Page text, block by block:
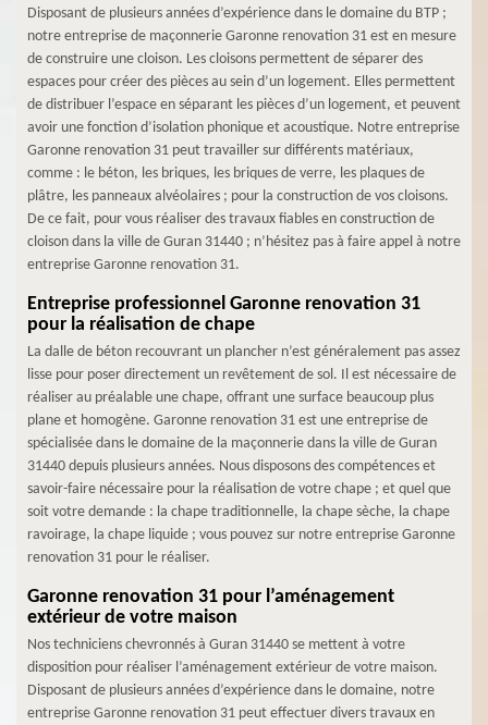
Disposant de plusieurs années d’expérience dans le domaine du BTP ;
notre entreprise de maçonnerie Garonne renovation 31 est en mesure
de construire une cloison. Les cloisons permettent de séparer des
espaces pour créer des pièces au sein d’un logement. Elles permettent
de distribuer l’espace en séparant les pièces d’un logement, et peuvent
avoir une fonction d’isolation phonique et acoustique. Notre entreprise
Garonne renovation 31 peut travailler sur différents matériaux,
comme : le béton, les briques, les briques de verre, les plaques de
plâtre, les panneaux alvéolaires ; pour la construction de vos cloisons.
De ce fait, pour vous réaliser des travaux fiables en construction de
cloison dans la ville de Guran 31440 ; n’hésitez pas à faire appel à notre
entreprise Garonne renovation 31.
Entreprise professionnel Garonne renovation 31
pour la réalisation de chape
La dalle de béton recouvrant un plancher n’est généralement pas assez
lisse pour poser directement un revêtement de sol. Il est nécessaire de
réaliser au préalable une chape, offrant une surface beaucoup plus
plane et homogène. Garonne renovation 31 est une entreprise de
spécialisée dans le domaine de la maçonnerie dans la ville de Guran
31440 depuis plusieurs années. Nous disposons des compétences et
savoir-faire nécessaire pour la réalisation de votre chape ; et quel que
soit votre demande : la chape traditionnelle, la chape sèche, la chape
ravoirage, la chape liquide ; vous pouvez sur notre entreprise Garonne
renovation 31 pour le réaliser.
Garonne renovation 31 pour l’aménagement
extérieur de votre maison
Nos techniciens chevronnés à Guran 31440 se mettent à votre
disposition pour réaliser l’aménagement extérieur de votre maison.
Disposant de plusieurs années d’expérience dans le domaine, notre
entreprise Garonne renovation 31 peut effectuer divers travaux en